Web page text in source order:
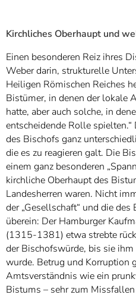
Kirchliches Oberhaupt und
Einen besonderen Reiz ihres
Weber darin, strukturelle
Heiligen Römischen Reiches
Bistümer, in denen der lokale
hatte, aber auch solche, in
entscheidende Rolle
des Bischofs ganz
die es zu reagieren galt. Die
einem ganz besonderen
kirchliche Oberhaupt des
Landesherren waren. Nicht
der „Gesellschaft“ und die
überein: Der Hamburger
(1315-1381) etwa strebte
der Bischofswürde, bis sie
wurde. Betrug und Korruption
Amtsverständnis wie ein
Bistums – sehr zum